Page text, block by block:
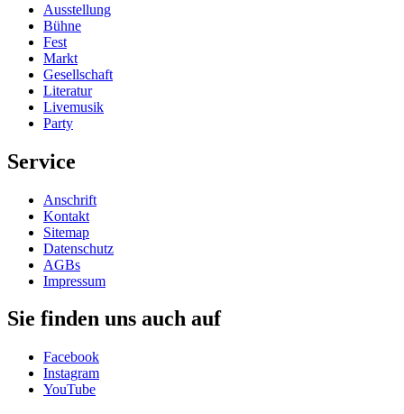
Ausstellung
Bühne
Fest
Markt
Gesellschaft
Literatur
Livemusik
Party
Service
Anschrift
Kontakt
Sitemap
Datenschutz
AGBs
Impressum
Sie finden uns auch auf
Facebook
Instagram
YouTube